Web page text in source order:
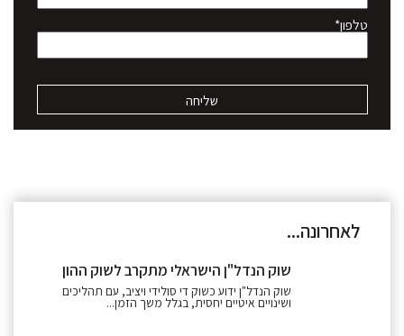
טלפון*
לאחרונה...
שוק הנדל"ן הישראלי מתקרב לשוק ההון
שוק הנדל"ן ידוע כשוק די סולידי ויציב, עם תהליכים
ושינויים איטיים יחסית, בגלל משך הזמן...